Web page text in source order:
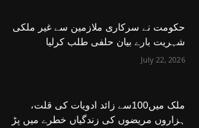
حکومت نے سرکاری ملازمین سے غیر ملکی
شہریت بارے بیان حلفی طلب کرلیا
July 22, 2026
ملک میں100سے زائد ادویات کی قلت،
ہزاروں مریضوں کی زندگیاں خطرے میں پڑ